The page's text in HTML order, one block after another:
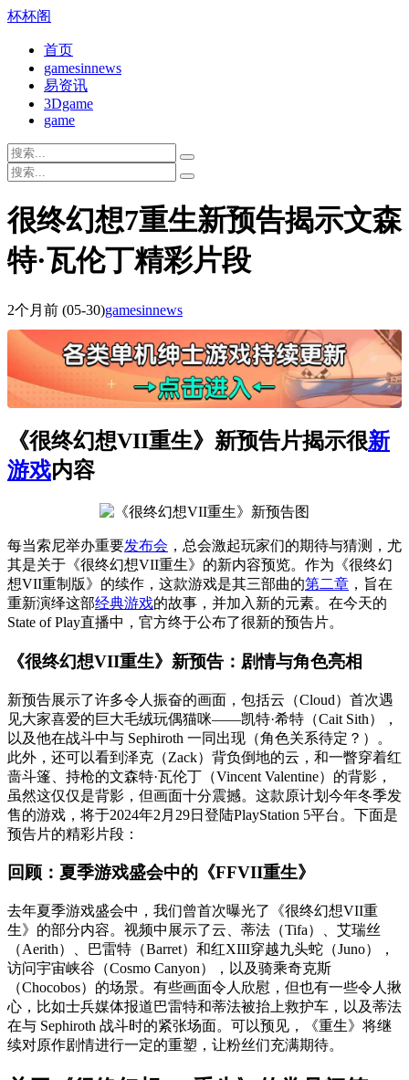
杯杯阁
首页
gamesinnews
易资讯
3Dgame
game
很终幻想7重生新预告揭示文森
特·瓦伦丁精彩片段
2个月前 (05-30)gamesinnews
《很终幻想VII重生》新预告片揭示很新
游戏内容
每当索尼举办重要发布会 ，总会激起玩家们的期待与猜测，尤
其是关于《很终幻想VII重生》的新内容预览。作为《很终幻
想VII重制版》的续作，这款游戏是其三部曲的第二章 ，旨在
重新演绎这部经典游戏的故事，并加入新的元素。在今天的
State of Play直播中，官方终于公布了很新的预告片。
《很终幻想VII重生》新预告：剧情与角色亮相
新预告展示了许多令人振奋的画面，包括云（Cloud）首次遇
见大家喜爱的巨大毛绒玩偶猫咪——凯特·希特（Cait Sith），
以及他在战斗中与 Sephiroth 一同出现（角色关系待定？）。
此外，还可以看到泽克（Zack）背负倒地的云，和一瞥穿着红
啬斗篷、持枪的文森特·瓦伦丁（Vincent Valentine）的背影，
虽然这仅仅是背影，但画面十分震撼。这款原计划今年冬季发
售的游戏，将于2024年2月29日登陆PlayStation 5平台。下面是
预告片的精彩片段：
回顾：夏季游戏盛会中的《FFVII重生》
去年夏季游戏盛会中，我们曾首次曝光了《很终幻想VII重
生》的部分内容。视频中展示了云、蒂法（Tifa）、艾瑞丝
（Aerith）、巴雷特（Barret）和红XIII穿越九头蛇（Juno），
访问宇宙峡谷（Cosmo Canyon），以及骑乘奇克斯
（Chocobos）的场景。有些画面令人欣慰，但也有一些令人揪
心，比如士兵媒体报道巴雷特和蒂法被抬上救护车，以及蒂法
在与 Sephiroth 战斗时的紧张场面。可以预见，《重生》将继
续对原作剧情进行一定的重塑，让粉丝们充满期待。